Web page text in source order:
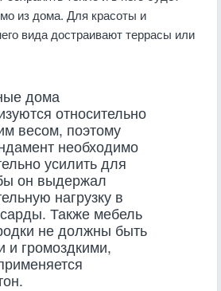
из дома. Для красоты и
вида достраивают террасы или
дома
относительно
весом, поэтому
необходимо
усилить для
он выдержал
нагрузку в
Также мебель
не должны быть
и громоздкими,